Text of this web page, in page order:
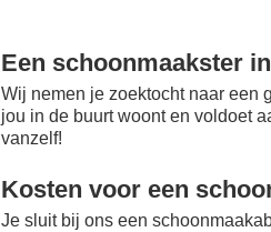
Een schoonmaakster
Wij nemen je zoektocht naar een
jou in de buurt woont en voldoet
vanzelf!
Kosten voor een
Je sluit bij ons een